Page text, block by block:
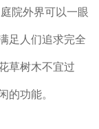
院外界可以一眼
足人们追求完全
草树木不宜过
的功能。